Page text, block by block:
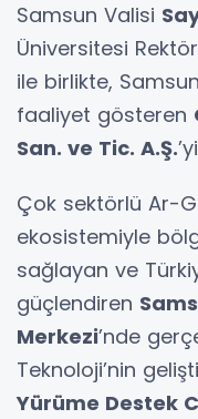
Samsun Valisi
Üniversitesi
ile birlikte,
faaliyet gösteren
San. ve Tic. A.Ş.
Çok sektörlü Ar-
ekosistemiyle
sağlayan ve
güçlendiren
Merkezi’nde
Teknoloji’nin
Yürüme Destek